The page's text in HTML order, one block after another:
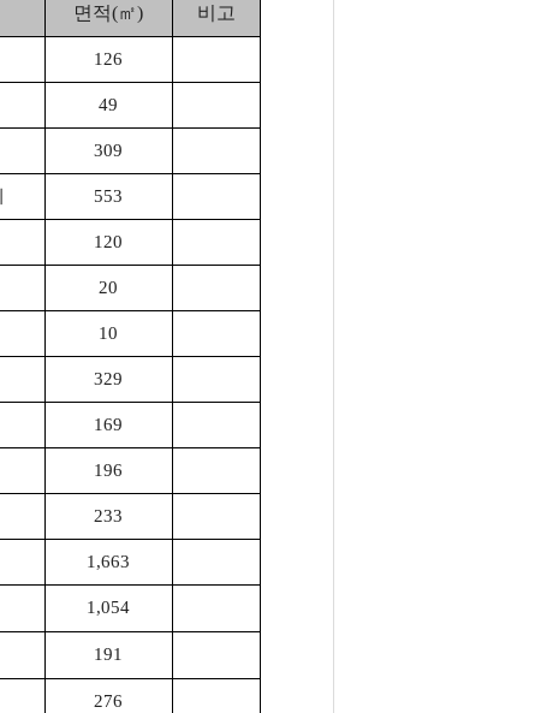
면적(㎡) 비고
126
49
309
553
120
20
10
329
169
196
233
1,663
1,054
191
276